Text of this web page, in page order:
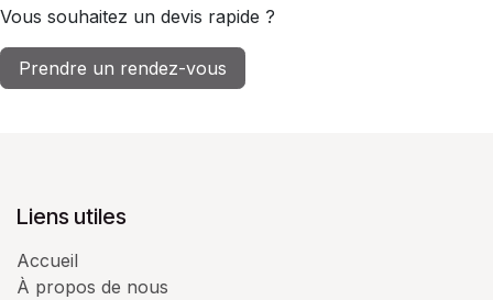
Vous souhaitez un devis rapide ?
Prendre un rendez-vous
Liens utiles
Accueil
À propos de nous